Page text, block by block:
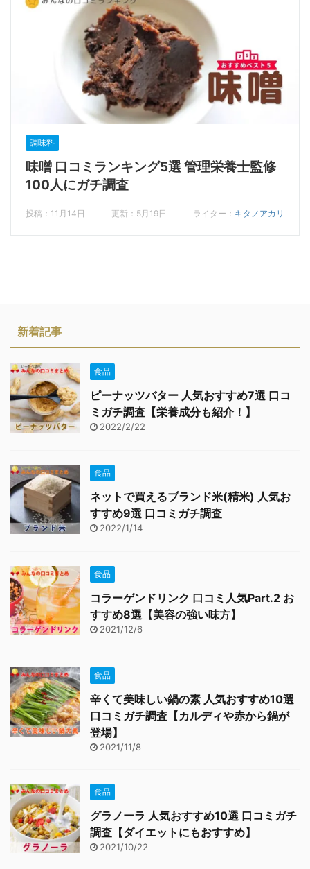
調味料
味噌 口コミランキング5選 管理栄養士監修
100人にガチ調査
投稿：11月14日 更新：5月19日 ライター： キタノアカリ
新着記事
食品
ピーナッツバター 人気おすすめ7選 口コ
ミガチ調査【栄養成分も紹介！】
2022/2/22
食品
ネットで買えるブランド米(精米) 人気お
すすめ9選 口コミガチ調査
2022/1/14
食品
コラーゲンドリンク 口コミ人気Part.2 お
すすめ8選【美容の強い味方】
2021/12/6
食品
辛くて美味しい鍋の素 人気おすすめ10選
口コミガチ調査【カルディや赤から鍋が
登場】
2021/11/8
食品
グラノーラ 人気おすすめ10選 口コミガチ
調査【ダイエットにもおすすめ】
2021/10/22